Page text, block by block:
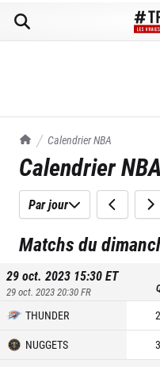
TrashTalk Actu NBA
Calendrier NBA
Calendrier NBA
Par jour
Matchs du
29 oct. 2023 15:30ET
29 oct. 2023 20:30FR
THUNDER
NUGGETS